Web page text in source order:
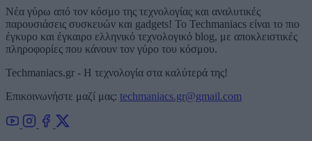
Νέα γύρω από τον κόσμο της τεχνολογίας και αναλυτικές
παρουσιάσεις συσκευών και gadgets! Το Techmaniacs είναι το πιο
έγκυρο και έγκαιρο ελληνικό τεχνολογικό blog, με αποκλειστικές
πληροφορίες που κάνουν τον γύρο του κόσμου.
Techmaniacs.gr - Η τεχνολογία στα καλύτερά της!
Επικοινωνήστε μαζί μας: techmaniacs.gr@gmail.com